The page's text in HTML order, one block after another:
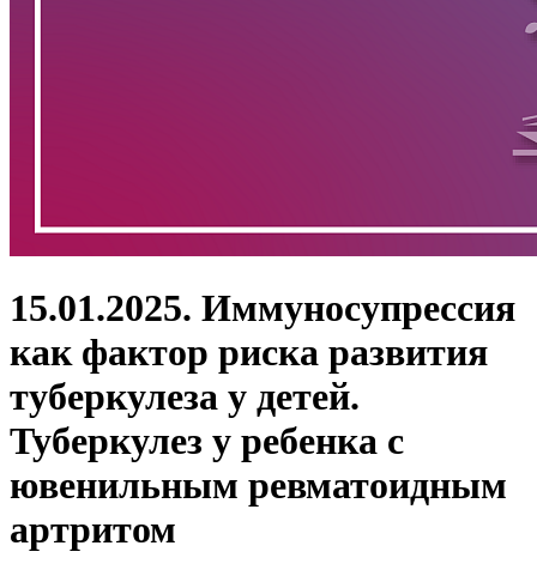
15.01.2025. Иммуносупрессия
как фактор риска развития
туберкулеза у детей.
Туберкулез у ребенка с
ювенильным ревматоидным
артритом